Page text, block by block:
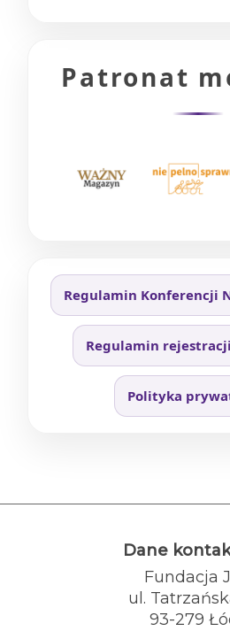
Patronat
Regulamin Konferencji
Regulamin
Polityka
Dane
Fundacja
ul.
93-279